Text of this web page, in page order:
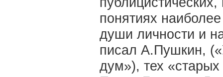
понятиях
души личности и
писал А.Пушкин,
дум»), тех